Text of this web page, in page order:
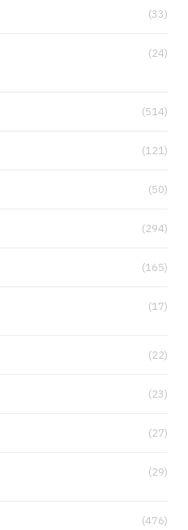
(33)
(24)
(514)
(121)
(50)
(294)
(165)
(17)
(22)
(23)
(27)
(29)
(476)